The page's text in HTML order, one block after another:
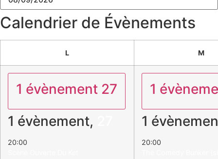
Calendrier de Évènements
L M
1 évènement 27
1 évènement,
20:00
1
1
20:00